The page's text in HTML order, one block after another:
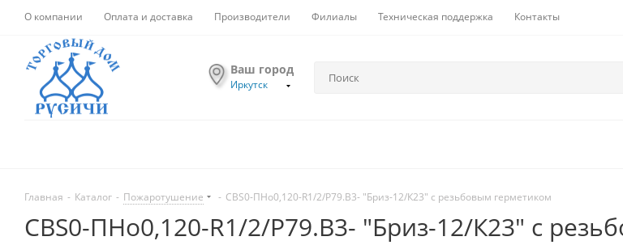
О компании Оплата и доставка Производители Филиалы Техническая поддержка Контакты
Ваш город
Иркутск
Главная - Каталог - Пожаротушение - СВS0-ПНо0,120-R1/2/P79.В3- "Бриз-12/К23" с резьбовым герметиком
СВS0-ПНо0,120-R1/2/P79.В3- "Бриз-12/К23" с